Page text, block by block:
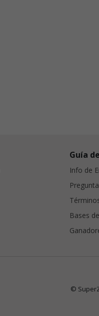
Guía
Info de
Bases
©